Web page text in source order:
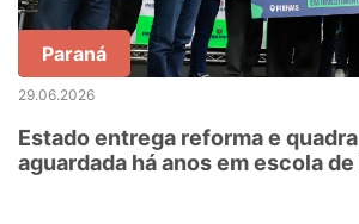
Paraná
29.06.2026
Estado entrega reforma e
aguardada há anos em escola